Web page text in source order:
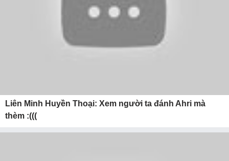
Liên Minh Huyền Thoại: Xem người ta đánh Ahri mà
thèm :(((